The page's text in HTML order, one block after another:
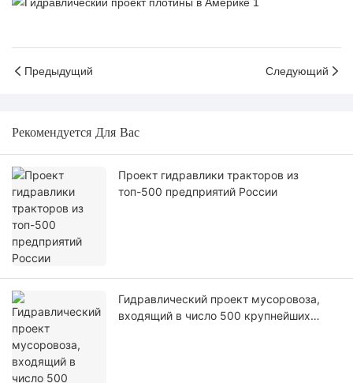
Предыдущий Следующий
Рекомендуется Для Вас
Проект гидравлики тракторов из
топ-500 предприятий России
Гидравлический проект мусоровоза,
входящий в число 500 крупнейших